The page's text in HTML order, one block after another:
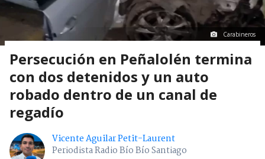
Carabineros
Persecución en Peñalolén termina
con dos detenidos y un auto
robado dentro de un canal de
regadío
Vicente Aguilar Petit-Laurent
Periodista Radio Bío Bío Santiago